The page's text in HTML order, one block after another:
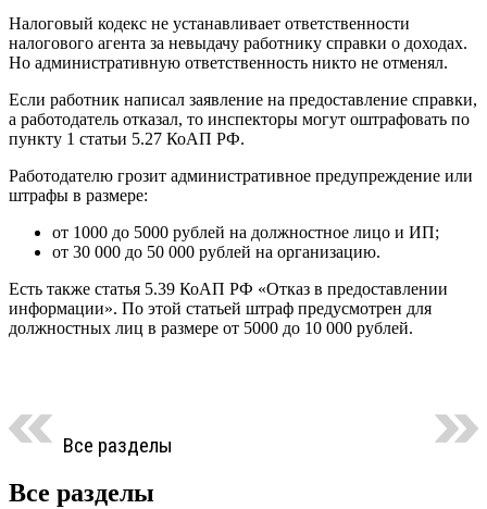
Налоговый кодекс не устанавливает ответственности
налогового агента за невыдачу работнику справки о доходах.
Но административную ответственность никто не отменял.
Если работник написал заявление на предоставление справки,
а работодатель отказал, то инспекторы могут оштрафовать по
пункту 1 статьи 5.27 КоАП РФ.
Работодателю грозит административное предупреждение или
штрафы в размере:
от 1000 до 5000 рублей на должностное лицо и ИП;
от 30 000 до 50 000 рублей на организацию.
Есть также статья 5.39 КоАП РФ «Отказ в предоставлении
информации». По этой статьей штраф предусмотрен для
должностных лиц в размере от 5000 до 10 000 рублей.
Все разделы
Все разделы